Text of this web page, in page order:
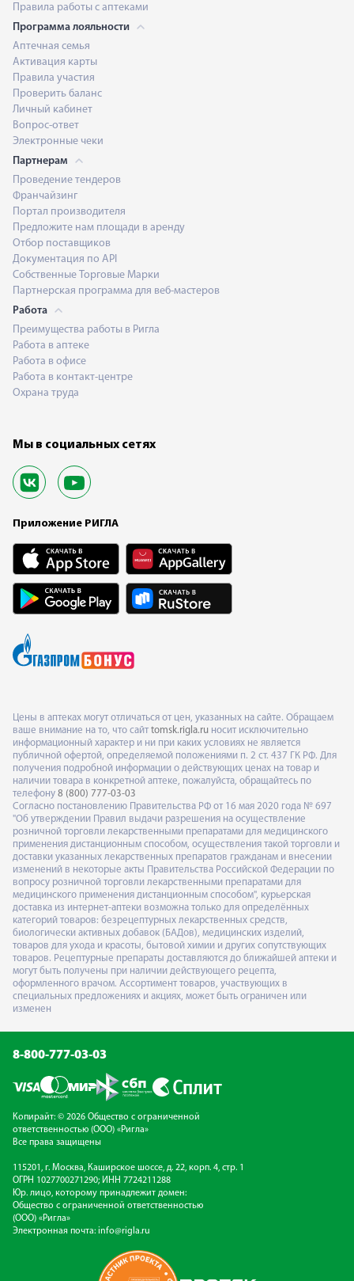
Правила работы с аптеками
Программа лояльности
Аптечная семья
Активация карты
Правила участия
Проверить баланс
Личный кабинет
Вопрос-ответ
Электронные чеки
Партнерам
Проведение тендеров
Франчайзинг
Портал производителя
Предложите нам площади в аренду
Отбор поставщиков
Документация по API
Собственные Торговые Марки
Партнерская программа для веб-мастеров
Работа
Преимущества работы в Ригла
Работа в аптеке
Работа в офисе
Работа в контакт-центре
Охрана труда
Мы в социальных сетях
Приложение РИГЛА
Цены в аптеках могут отличаться от цен, указанных на сайте. Обращаем
ваше внимание на то, что сайт tomsk.rigla.ru носит исключительно
информационный характер и ни при каких условиях не является
публичной офертой, определяемой положениями п. 2 ст. 437 ГК РФ. Для
получения подробной информации о действующих ценах на товар и
наличии товара в конкретной аптеке, пожалуйста, обращайтесь по
телефону 8 (800) 777-03-03
Согласно постановлению Правительства РФ от 16 мая 2020 года № 697
"Об утверждении Правил выдачи разрешения на осуществление
розничной торговли лекарственными препаратами для медицинского
применения дистанционным способом, осуществления такой торговли и
доставки указанных лекарственных препаратов гражданам и внесении
изменений в некоторые акты Правительства Российской Федерации по
вопросу розничной торговли лекарственными препаратами для
медицинского применения дистанционным способом", курьерская
доставка из интернет-аптеки возможна только для определённых
категорий товаров: безрецептурных лекарственных средств,
биологически активных добавок (БАДов), медицинских изделий,
товаров для ухода и красоты, бытовой химии и других сопутствующих
товаров. Рецептурные препараты доставляются до ближайшей аптеки и
могут быть получены при наличии действующего рецепта,
оформленного врачом. Ассортимент товаров, участвующих в
специальных предложениях и акциях, может быть ограничен или
изменен
8-800-777-03-03
Копирайт: © 2026 Общество с ограниченной
ответственностью (ООО) «Ригла»
Все права защищены
115201, г. Москва, Каширское шоссе, д. 22, корп. 4, стр. 1
ОГРН 1027700271290; ИНН 7724211288
Юр. лицо, которому принадлежит домен:
Общество с ограниченной ответственностью
(ООО) «Ригла»
Электронная почта: info@rigla.ru